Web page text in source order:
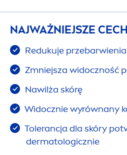
NAJWAŻNIEJSZE
Redukuje przebarwienia
Zmniejsza widoczność
Nawilża skórę
Widocznie wyrównany
Tolerancja dla skóry
dermatologicznie